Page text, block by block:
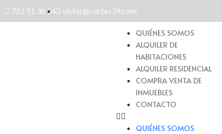
722 51 36 54 victor@cortes39.com
QUIÉNES SOMOS
ALQUILER DE
HABITACIONES
ALQUILER RESIDENCIAL
COMPRA VENTA DE
INMUEBLES
CONTACTO
QUIÉNES SOMOS